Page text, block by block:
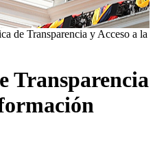
de Transparencia y Acceso a la
Transparencia